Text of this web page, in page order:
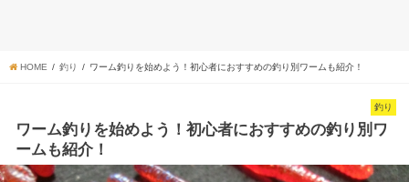
HOME 釣り ワーム釣りを始めよう！初心者におすすめの釣り別ワームも紹介！
釣り
ワーム釣りを始めよう！初心者におすすめの釣り別ワ
ームも紹介！